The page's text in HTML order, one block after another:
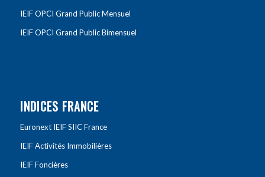
IEIF OPCI Grand Public Mensuel
IEIF OPCI Grand Public Bimensuel
INDICES FRANCE
Euronext IEIF SIIC France
IEIF Activités Immobilières
IEIF Foncières